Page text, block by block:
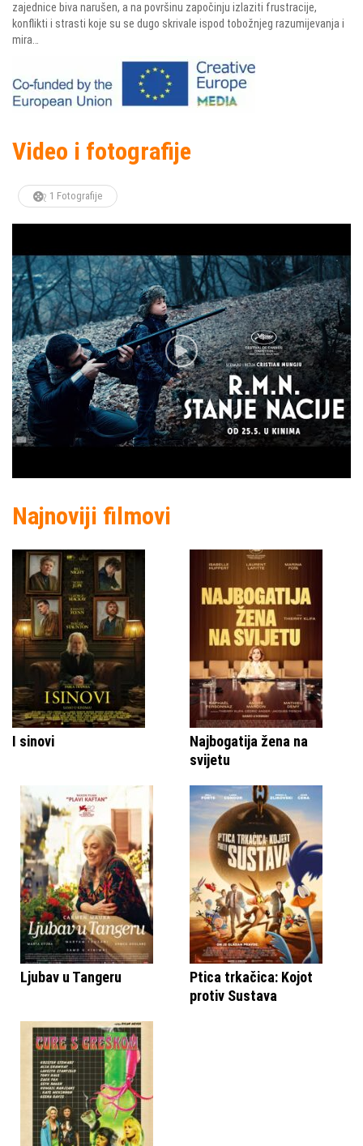
zajednice biva narušen, a na površinu započinju izlaziti frustracije,
konflikti i strasti koje su se dugo skrivale ispod tobožnjeg razumijevanja i
mira…
Video i fotografije
1 Fotografije
Najnoviji filmovi
I sinovi
Najbogatija žena na
svijetu
Ljubav u Tangeru
Ptica trkačica: Kojot
protiv Sustava